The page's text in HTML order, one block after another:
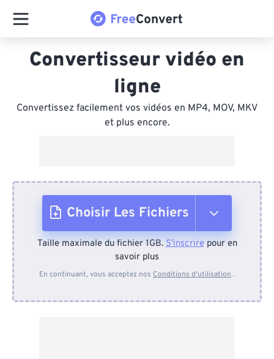
Convertisseur vidéo en
ligne
Convertissez facilement vos vidéos en MP4, MOV, MKV
et plus encore.
Choisir Les Fichiers
Depuis l'appareil
Taille maximale du fichier 1GB.S'inscrirepour en
savoir plus
En continuant, vous acceptez nos Conditions d'utilisation .